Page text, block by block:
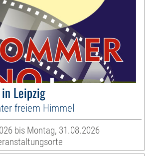
Leipzig
freiem Himmel
bis Montag, 31.08.2026